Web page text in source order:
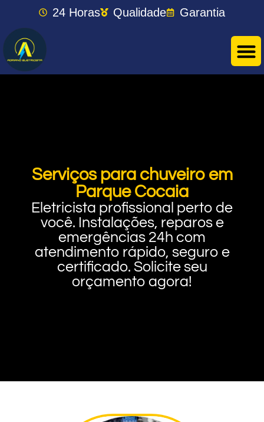
24 Horas Qualidade Garantia
Serviços para chuveiro em
Parque Cocaia
Eletricista profissional perto de
você. Instalações, reparos e
emergências 24h com
atendimento rápido, seguro e
certificado. Solicite seu
orçamento agora!